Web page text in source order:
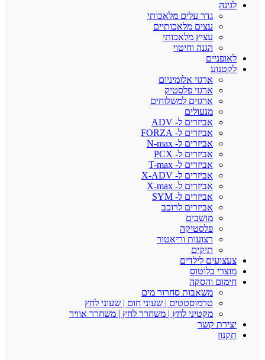
לגינה
גדר עלים מלאכותי
עצים מלאכותיים
עציץ מלאכותי
הגנה וחיטוי
לאופניים
לקטנוע
ארגזי אלומיניום
ארגזי פלסטיק
ארגזים למשלוחים
מנעולים
אביזרים ל- ADV
אביזרים ל- FORZA
אביזרים ל- N-max
אביזרים ל- PCX
אביזרים ל- T-max
אביזרים ל- X-ADV
אביזרים ל- X-max
אביזרים ל- SYM
אביזרים לרוכב
מושבים
פלסטיקה
רצועות וריאטור
תיקים
צעצועים לילדים
מוצרי בלוטוס
חימום והסקה
משאבות סחרור מים
טרמוסטטים | שעוני חום | שעוני לחץ
מקטיני לחץ | משחרר לחץ | משחרר אוויר
יצירת קשר
תקנון